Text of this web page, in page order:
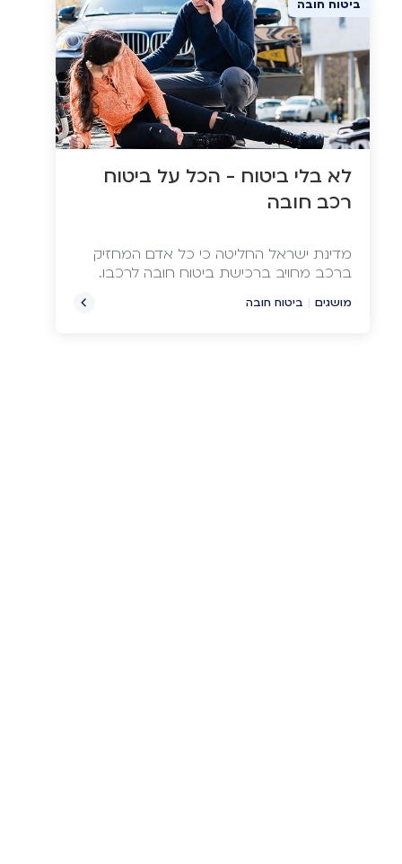
ביטוח חובה
לא בלי ביטוח - הכל על ביטוח
רכב חובה
מדינת ישראל החליטה כי כל אדם המחזיק
ברכב מחויב ברכישת ביטוח חובה לרכבו.
רכישתם נתונה לשיקול דעתו של הנהג,
מושגים | ביטוח חובה